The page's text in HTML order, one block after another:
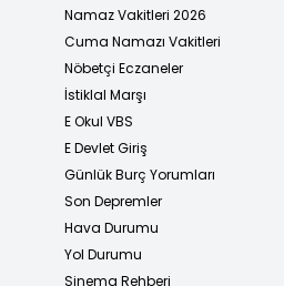
Namaz Vakitleri 2026
Cuma Namazı Vakitleri
Nöbetçi Eczaneler
İstiklal Marşı
E Okul VBS
E Devlet Giriş
Günlük Burç Yorumları
Son Depremler
Hava Durumu
Yol Durumu
Sinema Rehberi